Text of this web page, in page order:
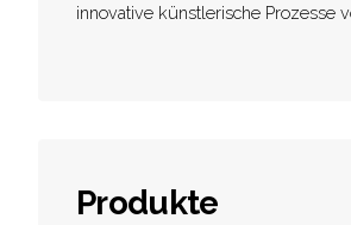
innovative künstlerische Prozesse
Produkte